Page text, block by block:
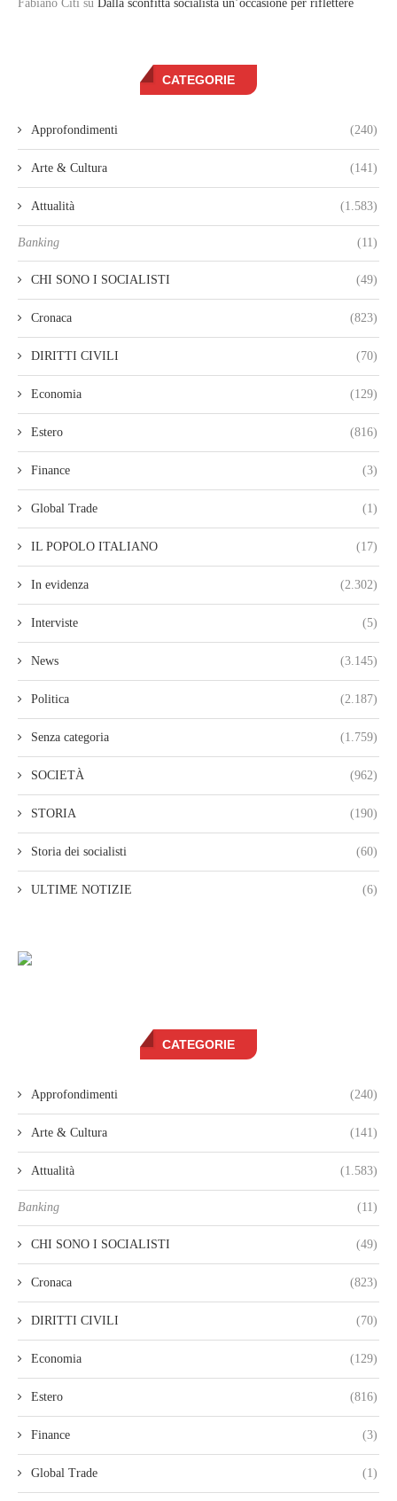
Fabiano Citi su Dalla sconfitta socialista un’occasione per riflettere
CATEGORIE
Approfondimenti (240)
Arte & Cultura (141)
Attualità (1.583)
Banking (11)
CHI SONO I SOCIALISTI (49)
Cronaca (823)
DIRITTI CIVILI (70)
Economia (129)
Estero (816)
Finance (3)
Global Trade (1)
IL POPOLO ITALIANO (17)
In evidenza (2.302)
Interviste (5)
News (3.145)
Politica (2.187)
Senza categoria (1.759)
SOCIETÀ (962)
STORIA (190)
Storia dei socialisti (60)
ULTIME NOTIZIE (6)
CATEGORIE
Approfondimenti (240)
Arte & Cultura (141)
Attualità (1.583)
Banking (11)
CHI SONO I SOCIALISTI (49)
Cronaca (823)
DIRITTI CIVILI (70)
Economia (129)
Estero (816)
Finance (3)
Global Trade (1)